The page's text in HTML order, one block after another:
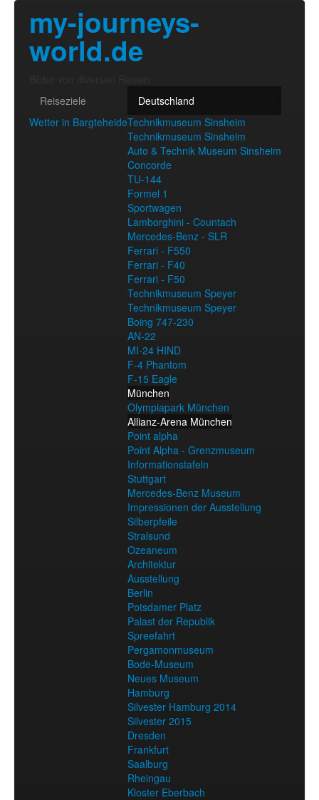
my-journeys-
world.de
Reiseziele
Wetter in Bargteheide
Deutschland
Technikmuseum Sinsheim
Technikmuseum Sinsheim
Auto & Technik Museum Sinsheim
Concorde
TU-144
Formel 1
Sportwagen
Lamborghini - Countach
Mercedes-Benz - SLR
Ferrari - F550
Ferrari - F40
Ferrari - F50
Technikmuseum Speyer
Technikmuseum Speyer
Boing 747-230
AN-22
MI-24 HIND
F-4 Phantom
F-15 Eagle
München
Olympiapark München
Allianz-Arena München
Point alpha
Point Alpha - Grenzmuseum
Informationstafeln
Stuttgart
Mercedes-Benz Museum
Impressionen der Ausstellung
Silberpfeile
Stralsund
Ozeaneum
Architektur
Ausstellung
Berlin
Potsdamer Platz
Palast der Republik
Spreefahrt
Pergamonmuseum
Bode-Museum
Neues Museum
Hamburg
Silvester Hamburg 2014
Silvester 2015
Dresden
Frankfurt
Saalburg
Rheingau
Kloster Eberbach